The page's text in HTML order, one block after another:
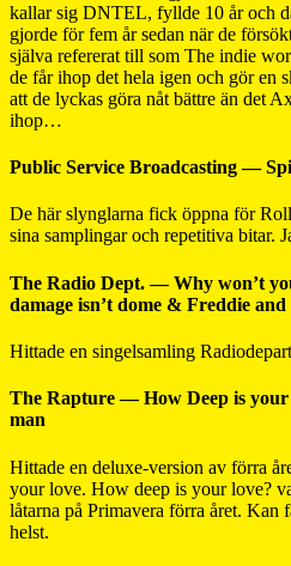
kallar sig DNTEL, fyllde 10 år och
gjorde för fem år sedan när de
själva refererat till som The indie
de får ihop det hela igen och gör en
att de lyckas göra nåt bättre än det
ihop…
Public Service Broadcasting —
De här slynglarna fick öppna för
sina samplingar och repetitiva bitar.
The Radio Dept. — Why won’t
damage isn’t dome & Freddie
Hittade en singelsamling
The Rapture — How Deep is your
man
Hittade en deluxe-version av förra
your love. How deep is your love?
låtarna på Primavera förra året. Kan
helst.